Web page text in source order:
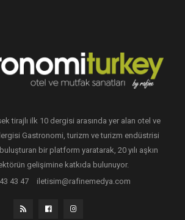
tirajlı ilk 10 dergisi arasında yer alan otel ve
Gastronomi, turizm ve turizm endüstrisi
bir platform yaratarak, 20 yılı aşkın
gelişimine katkıda bulunuyor.
43 47
iletisim@rafinemedya.com